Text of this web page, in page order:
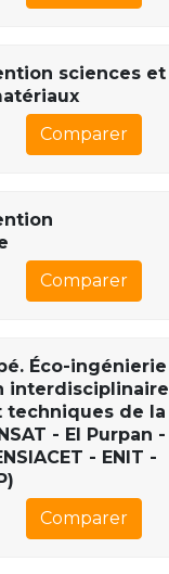
sciences et
Comparer
Comparer
Éco-ingénierie
interdisciplinaire
techniques de la
- EI Purpan -
- ENIT -
Comparer